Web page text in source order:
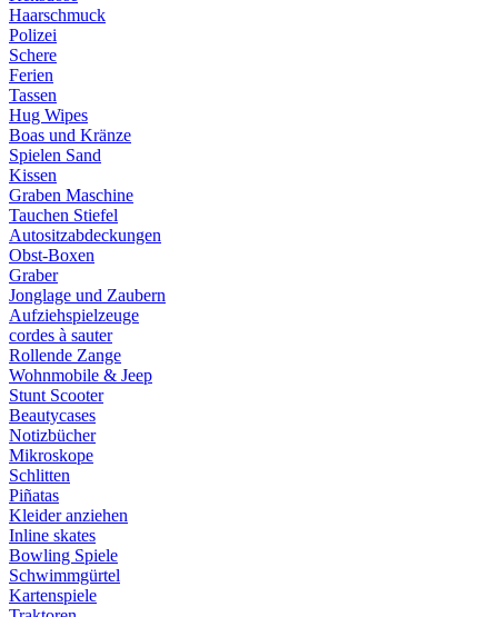
Haarschmuck
Polizei
Schere
Ferien
Tassen
Hug Wipes
Boas und Kränze
Spielen Sand
Kissen
Graben Maschine
Tauchen Stiefel
Autositzabdeckungen
Obst-Boxen
Graber
Jonglage und Zaubern
Aufziehspielzeuge
cordes à sauter
Rollende Zange
Wohnmobile & Jeep
Stunt Scooter
Beautycases
Notizbücher
Mikroskope
Schlitten
Piñatas
Kleider anziehen
Inline skates
Bowling Spiele
Schwimmgürtel
Kartenspiele